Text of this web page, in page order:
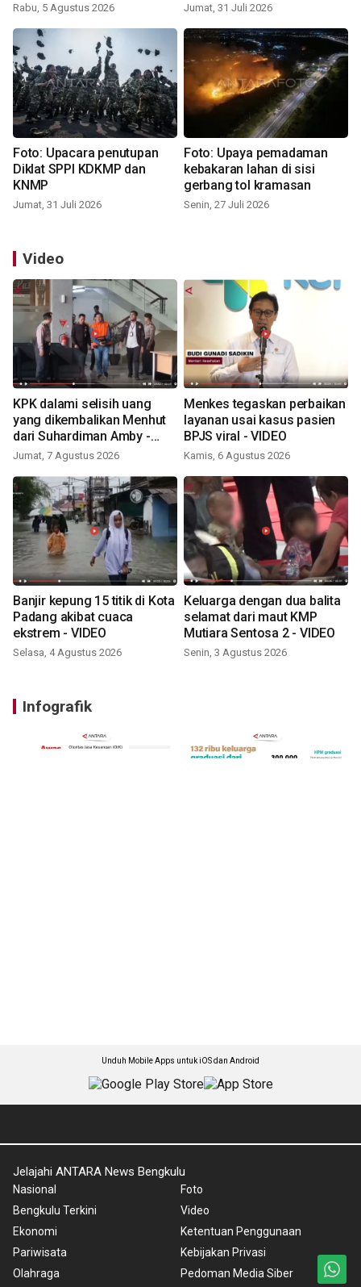
Rabu, 5 Agustus 2026 Jumat, 31 Juli 2026
Foto: Upacara penutupan
Diklat SPPI KDKMP dan
KNMP
Jumat, 31 Juli 2026
Foto: Upaya pemadaman
kebakaran lahan di sisi
gerbang tol kramasan
Senin, 27 Juli 2026
Video
KPK dalami selisih uang
yang dikembalikan Menhut
dari Suhardiman Amby -
VIDEO
Jumat, 7 Agustus 2026
Menkes tegaskan perbaikan
layanan usai kasus pasien
BPJS viral - VIDEO
Kamis, 6 Agustus 2026
Banjir kepung 15 titik di Kota
Padang akibat cuaca
ekstrem - VIDEO
Selasa, 4 Agustus 2026
Keluarga dengan dua balita
selamat dari maut KMP
Mutiara Sentosa 2 - VIDEO
Senin, 3 Agustus 2026
Infografik
Unduh Mobile Apps untuk iOS dan Android
Jelajahi ANTARA News Bengkulu
Nasional
Bengkulu Terkini
Ekonomi
Pariwisata
Olahraga
Foto
Video
Ketentuan Penggunaan
Kebijakan Privasi
Pedoman Media Siber